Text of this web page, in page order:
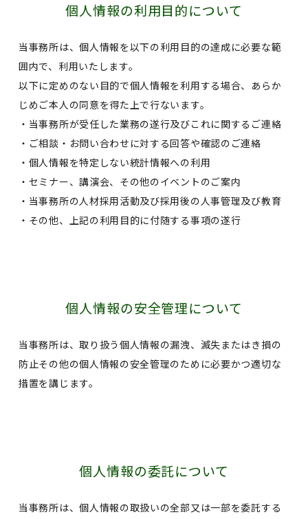
個人情報の利用目的について
当事務所は、個人情報を以下の利用目的の達成に必要な範
囲内で、利用いたします。
以下に定めのない目的で個人情報を利用する場合、あらか
じめご本人の同意を得た上で行ないます。
・当事務所が受任した業務の遂行及びこれに関するご連絡
・ご相談・お問い合わせに対する回答や確認のご連絡
・個人情報を特定しない統計情報への利用
・セミナー、講演会、その他のイベントのご案内
・当事務所の人材採用活動及び採用後の人事管理及び教育
・その他、上記の利用目的に付随する事項の遂行
個人情報の安全管理について
当事務所は、取り扱う個人情報の漏洩、滅失またはき損の
防止その他の個人情報の安全管理のために必要かつ適切な
措置を講じます。
個人情報の委託について
当事務所は、個人情報の取扱いの全部又は一部を委託する